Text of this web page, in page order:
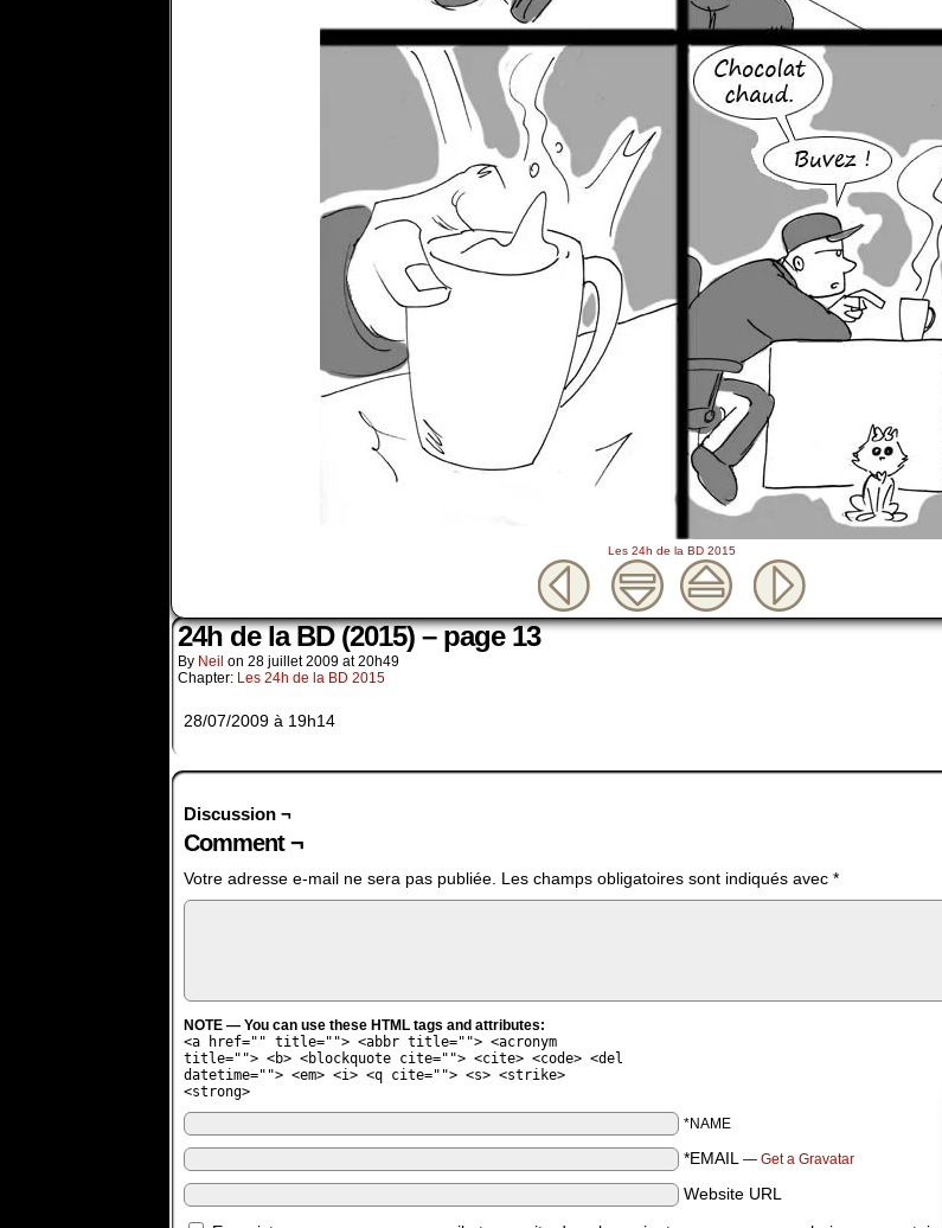
Les 24h de la BD 2015
24h de la BD (2015) – page 13
By Neil on 28 juillet 2009 at20h49
Chapter: Les 24h de la BD 2015
28/07/2009 à 19h14
Discussion ¬
Comment ¬
Votre adresse e-mail ne sera pas publiée. Les champs obligatoires sont indiqués avec *
NOTE — You can use these HTML tags and attributes:
<a href="" title=""> <abbr title=""> <acronym
title=""> <b> <blockquote cite=""> <cite> <code> <del
datetime=""> <em> <i> <q cite=""> <s> <strike>
<strong>
*NAME
*EMAIL — Get a Gravatar
Website URL